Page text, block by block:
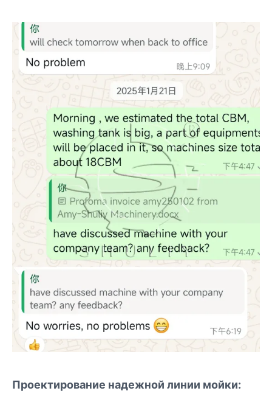
Проектирование надежной линии мойки: